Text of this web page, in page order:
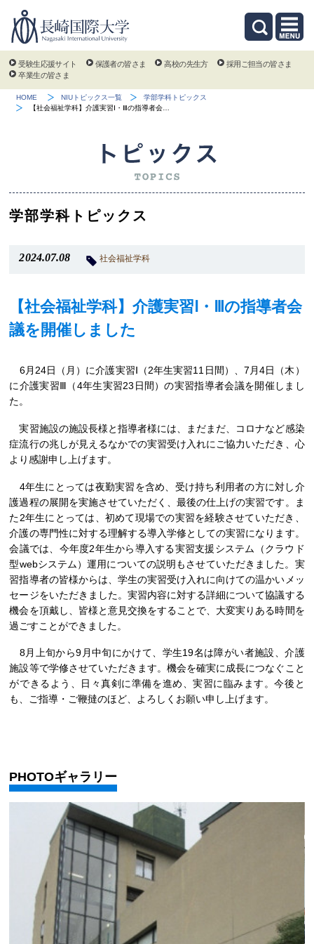
受験生応援サイト 保護者の皆さま 高校の先生方
採用ご担当の皆さま
卒業生の皆さま
HOME NIUトピックス一覧
学部学科トピックス
【社会福祉学科】介護実習Ⅰ・Ⅲの指導者会…
学部学科トピックス
2024.07.08 社会福祉学科
【社会福祉学科】介護実習Ⅰ・Ⅲの指導者会
議を開催しました
6月24日（月）に介護実習Ⅰ（2年生実習11日間）、7月4日（木）
に介護実習Ⅲ（4年生実習23日間）の実習指導者会議を開催しまし
た。
実習施設の施設長様と指導者様には、まだまだ、コロナなど感染
症流行の兆しが見えるなかでの実習受け入れにご協力いただき、心
より感謝申し上げます。
4年生にとっては夜勤実習を含め、受け持ち利用者の方に対し介
護過程の展開を実施させていただく、最後の仕上げの実習です。ま
た2年生にとっては、初めて現場での実習を経験させていただき、
介護の専門性に対する理解する導入学修としての実習になります。
会議では、今年度2年生から導入する実習支援システム（クラウド
型webシステム）運用についての説明もさせていただきました。実
習指導者の皆様からは、学生の実習受け入れに向けての温かいメッ
セージをいただきました。実習内容に対する詳細について協議する
機会を頂戴し、皆様と意見交換をすることで、大変実りある時間を
過ごすことができました。
8月上旬から9月中旬にかけて、学生19名は障がい者施設、介護
施設等で学修させていただきます。機会を確実に成長につなぐこと
ができるよう、日々真剣に準備を進め、実習に臨みます。今後と
も、ご指導・ご鞭撻のほど、よろしくお願い申し上げます。
PHOTOギャラリー